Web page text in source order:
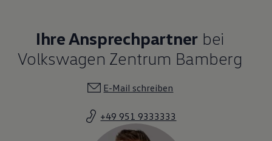
Ihre Ansprechpartner bei
Volkswagen Zentrum Bamberg
E-Mail schreiben
+49 951 9333333